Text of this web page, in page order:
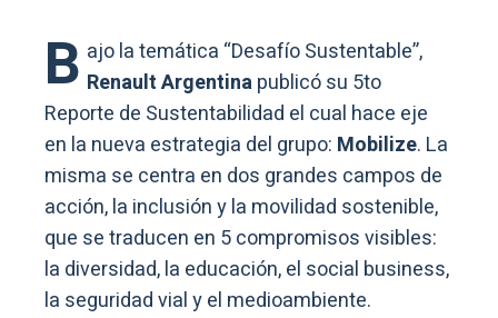
B ajo la temática “Desafío Sustentable”,
Renault Argentinapublicó su 5to
Reporte de Sustentabilidad el cual hace eje
en la nueva estrategia del grupo: Mobilize. La
misma se centra en dos grandes campos de
acción, la inclusión y la movilidad sostenible,
que se traducen en 5 compromisos visibles:
la diversidad, la educación, el social business,
la seguridad vial y el medioambiente.